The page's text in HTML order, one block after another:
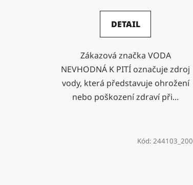
DETAIL
Zákazová značka VODA
NEVHODNÁ K PITÍ označuje zdroj
vody, která představuje ohrožení
nebo poškození zdraví při...
Kód: 244103_200